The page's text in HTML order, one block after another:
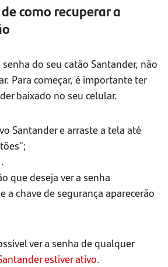
como recuperar a
senha do seu catão Santander, não
Para começar, é importante ter
baixado no seu celular.
Santander e arraste a tela até
que deseja ver a senha
a chave de segurança aparecerão
ver a senha de qualquer
estiver ativo.